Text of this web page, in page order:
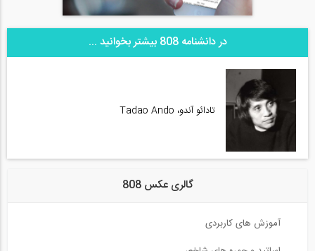
در دانشنامه 808 بیشتر بخوانید ...
تادائو آندو، Tadao Ando
گالری عکس 808
آموزش های کاربردی